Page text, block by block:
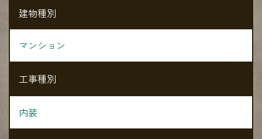
建物種別
マンション
工事種別
内装